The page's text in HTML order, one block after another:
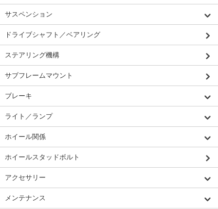
サスペンション
ドライブシャフト／ベアリング
ステアリング機構
サブフレームマウント
ブレーキ
ライト／ランプ
ホイール関係
ホイールスタッドボルト
アクセサリー
メンテナンス